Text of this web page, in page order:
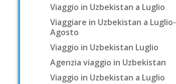
Viaggio in Uzbekistan a Luglio
Viaggiare in Uzbekistan a Luglio-
Agosto
Viaggio in Uzbekistan Luglio
Agenzia viaggio in Uzbekistan
Viaggio in Uzbekistan a Luglio